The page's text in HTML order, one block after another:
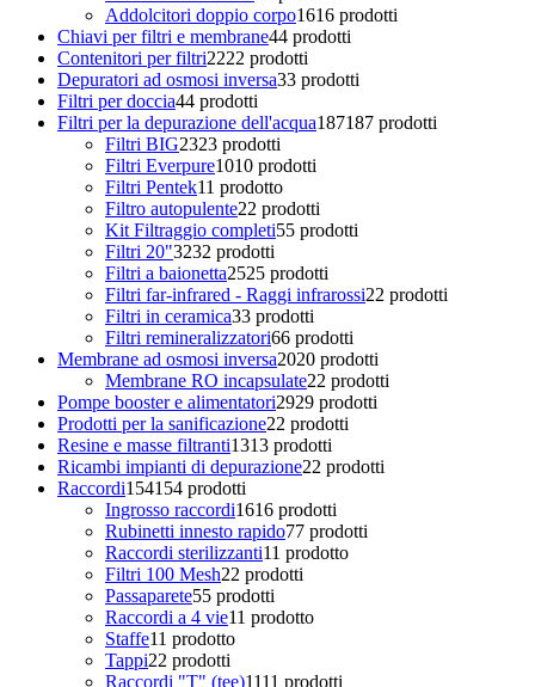
Addolcitori doppio corpo1616 prodotti
Chiavi per filtri e membrane44 prodotti
Contenitori per filtri2222 prodotti
Depuratori ad osmosi inversa33 prodotti
Filtri per doccia44 prodotti
Filtri per la depurazione dell'acqua187187 prodotti
Filtri BIG2323 prodotti
Filtri Everpure1010 prodotti
Filtri Pentek11 prodotto
Filtro autopulente22 prodotti
Kit Filtraggio completi55 prodotti
Filtri 20"3232 prodotti
Filtri a baionetta2525 prodotti
Filtri far-infrared - Raggi infrarossi22 prodotti
Filtri in ceramica33 prodotti
Filtri remineralizzatori66 prodotti
Membrane ad osmosi inversa2020 prodotti
Membrane RO incapsulate22 prodotti
Pompe booster e alimentatori2929 prodotti
Prodotti per la sanificazione22 prodotti
Resine e masse filtranti1313 prodotti
Ricambi impianti di depurazione22 prodotti
Raccordi154154 prodotti
Ingrosso raccordi1616 prodotti
Rubinetti innesto rapido77 prodotti
Raccordi sterilizzanti11 prodotto
Filtri 100 Mesh22 prodotti
Passaparete55 prodotti
Raccordi a 4 vie11 prodotto
Staffe11 prodotto
Tappi22 prodotti
Raccordi "T" (tee)1111 prodotti